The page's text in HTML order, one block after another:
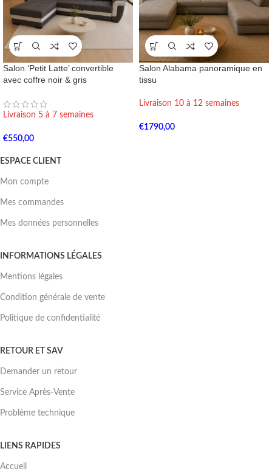
Salon ‘Petit Latte’ convertible
avec coffre noir & gris
Livraison 5 à 7 semaines
€550,00
Salon Alabama panoramique en
tissu
Livraison 10 à 12 semaines
€1790,00
ESPACE CLIENT
Mon compte
Mes commandes
Mes données personnelles
INFORMATIONS LÉGALES
Mentions légales
Condition générale de vente
Politique de confidentialité
RETOUR ET SAV
Demander un retour
Service Après-Vente
Problème technique
LIENS RAPIDES
Accueil